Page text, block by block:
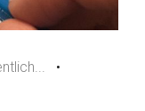
•